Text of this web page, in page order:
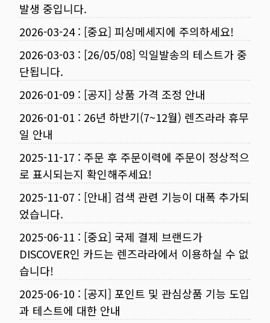
발생 중입니다.
2026-03-24: [중요] 피싱메세지에 주의하세요!
2026-03-03 : [26/05/08] 익일발송의 테스트가 중
단됩니다.
2026-01-09 : [공지] 상품 가격 조정 안내
2026-01-01 : 26년 하반기(7~12월) 렌즈라라 휴무
일 안내
2025-11-17 : 주문 후 주문이력에 주문이 정상적으
로 표시되는지 확인해주세요!
2025-11-07 : [안내] 검색 관련 기능이 대폭 추가되
었습니다.
2025-06-11 : [중요] 국제 결제 브랜드가
DISCOVER인 카드는 렌즈라라에서 이용하실 수 없
습니다!
2025-06-10 : [공지] 포인트 및 관심상품 기능 도입
과 테스트에 대한 안내